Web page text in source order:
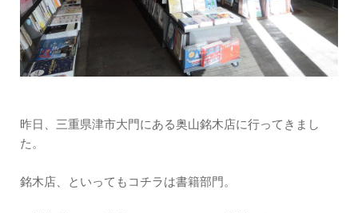
昨日、三重県津市大門にある奥山銘木店に行ってきまし
た。
銘木店、といってもコチラは書籍部門。